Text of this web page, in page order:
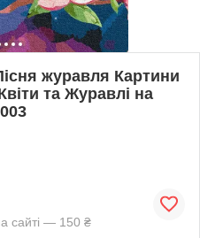
журавля Картини
та Журавлі на
сайті — 150 ₴